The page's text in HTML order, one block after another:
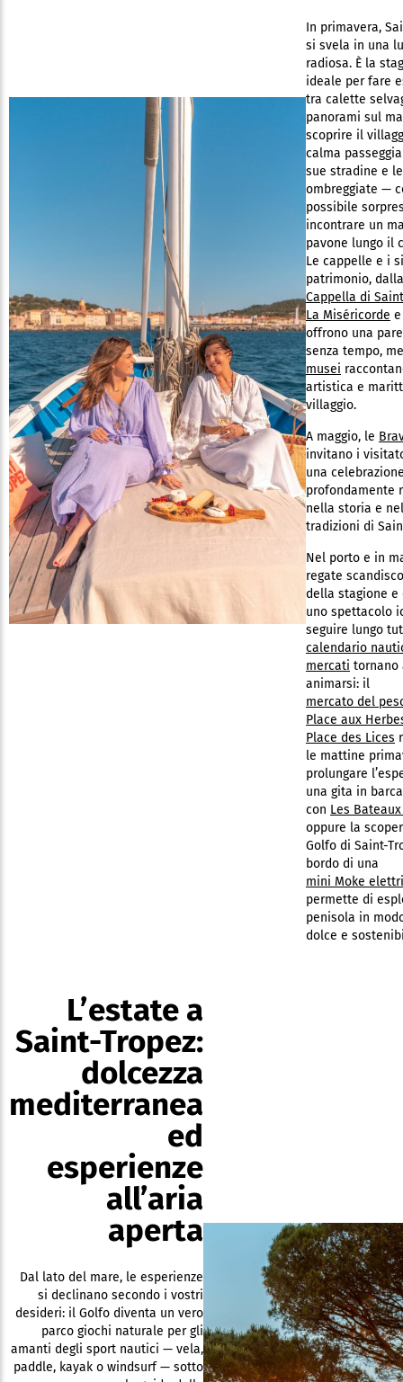
In primavera,
si svela in una
radiosa. È la
ideale per fare
tra calette
panorami sul
scoprire il
calma
sue stradine e
ombreggiate —
possibile
incontrare un
pavone lungo il
Le cappelle e i
patrimonio, dalla
Cappella di
La Miséricorde
offrono una
senza tempo,
musei
artistica e
villaggio.
A maggio, le
invitano i
una
profondamente
nella storia e
tradizioni di
Nel porto e in
regate
della stagione e
uno spettacolo
seguire lungo
calendario
mercati tornano
animarsi: il
mercato del
Place aux
Place des Lices
le mattine
prolungare
una gita in
con Les
oppure la
Golfo di Saint-
bordo di una
mini Moke
permette di
penisola in
dolce e
L’estate a
Saint-Tropez:
dolcezza
mediterranea
ed
esperienze
all’aria
aperta
Dal lato del mare, le esperienze
si declinano secondo i vostri
desideri: il Golfo diventa un vero
parco giochi naturale per gli
amanti degli sport nautici — vela,
paddle, kayak o windsurf — sotto